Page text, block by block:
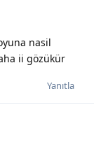
nasil
ii gözükür
Yanıtla